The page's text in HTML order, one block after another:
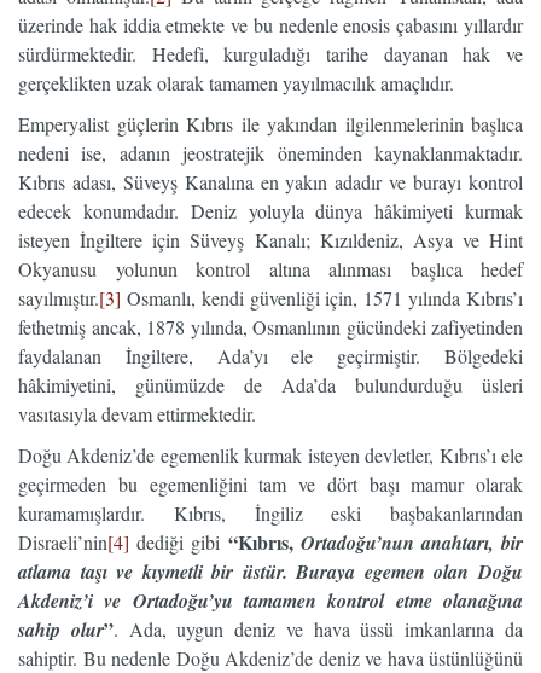
üzerinde hak iddia etmekte ve bu nedenle enosis çabasını yıllardır
sürdürmektedir. Hedefi, kurguladığı tarihe dayanan hak ve
gerçeklikten uzak olarak tamamen yayılmacılık amaçlıdır.
Emperyalist güçlerin Kıbrıs ile yakından ilgilenmelerinin başlıca
nedeni ise, adanın jeostratejik öneminden kaynaklanmaktadır.
Kıbrıs adası, Süveyş Kanalına en yakın adadır ve burayı kontrol
edecek konumdadır. Deniz yoluyla dünya hâkimiyeti kurmak
isteyen İngiltere için Süveyş Kanalı; Kızıldeniz, Asya ve Hint
Okyanusu yolunun kontrol altına alınması başlıca hedef
sayılmıştır.[3] Osmanlı, kendi güvenliği için, 1571 yılında Kıbrıs’ı
fethetmiş ancak, 1878 yılında, Osmanlının gücündeki zafiyetinden
faydalanan İngiltere, Ada’yı ele geçirmiştir. Bölgedeki
hâkimiyetini, günümüzde de Ada’da bulundurduğu üsleri
vasıtasıyla devam ettirmektedir.
Doğu Akdeniz’de egemenlik kurmak isteyen devletler, Kıbrıs’ı ele
geçirmeden bu egemenliğini tam ve dört başı mamur olarak
kuramamışlardır. Kıbrıs, İngiliz eski başbakanlarından
Disraeli’nin[4] dediği gibi “Kıbrıs, Ortadoğu’nun anahtarı, bir
atlama taşı ve kıymetli bir üstür. Buraya egemen olan Doğu
Akdeniz’i ve Ortadoğu’yu tamamen kontrol etme olanağına
sahip olur”. Ada, uygun deniz ve hava üssü imkanlarına da
sahiptir. Bu nedenle Doğu Akdeniz’de deniz ve hava üstünlüğünü